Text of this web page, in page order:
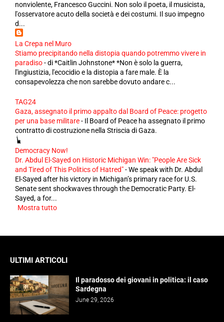
nonviolente, Francesco Guccini. Non solo il poeta, il musicista,
l'osservatore acuto della società e dei costumi. Il suo impegno
d...
La Crepa nel Muro
Stiamo precipitando nella distopia quando potremmo vivere in
paradiso-di *Caitlin Johnstone* *Non è solo la guerra,
l'ingiustizia, l'ecocidio e la distopia a fare male. È la
consapevolezza che non sarebbe dovuto andare c...
TAG24
Gaza, assegnato il primo appalto dal Board of Peace: progetto
per una base militare- Il Board of Peace ha assegnato il primo
contratto di costruzione nella Striscia di Gaza.
Democracy Now!
Dr. Abdul El-Sayed on Historic Michigan Win: "People Are Sick
and Tired of This Politics of Hatred"-We speak with Dr. Abdul
El-Sayed after his victory in Michigan’s primary race for U.S.
Senate sent shockwaves through the Democratic Party. El-
Sayed, a for...
Mostra tutto
ULTIMI ARTICOLI
Il paradosso dei giovani in politica: il caso
Sardegna
June 29, 2026